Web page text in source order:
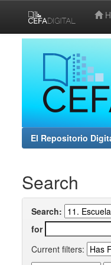
El Repositorio
Search
Search:
for
Current filters: